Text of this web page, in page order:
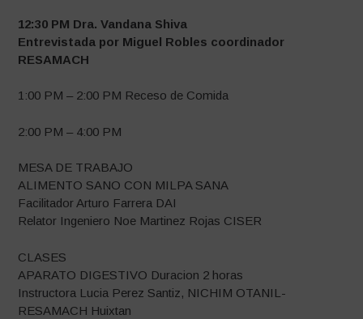
12:30 PM Dra.Vandana Shiva
Entrevistada por Miguel Robles coordinador
RESAMACH
1:00 PM – 2:00 PM Receso de Comida
2:00 PM – 4:00 PM
MESA DE TRABAJO
ALIMENTO SANO CON MILPA SANA
Facilitador Arturo Farrera DAI
Relator Ingeniero Noe Martinez Rojas CISER
CLASES
APARATO DIGESTIVO Duracion 2 horas
Instructora Lucia Perez Santiz, NICHIM OTANIL-
RESAMACH Huixtan